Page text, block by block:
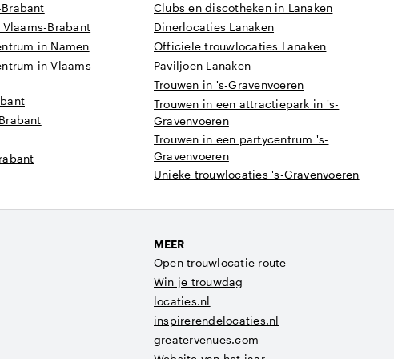
Brabant
in Namen
in Vlaams-
Clubs en discotheken in Lanaken
Dinerlocaties Lanaken
Officiele trouwlocaties Lanaken
Paviljoen Lanaken
Trouwen in 's-Gravenvoeren
Trouwen in een attractiepark in 's-
Gravenvoeren
Trouwen in een partycentrum 's-
Gravenvoeren
Unieke trouwlocaties 's-Gravenvoeren
MEER
Open trouwlocatie route
Win je trouwdag
locaties.nl
inspirerendelocaties.nl
greatervenues.com